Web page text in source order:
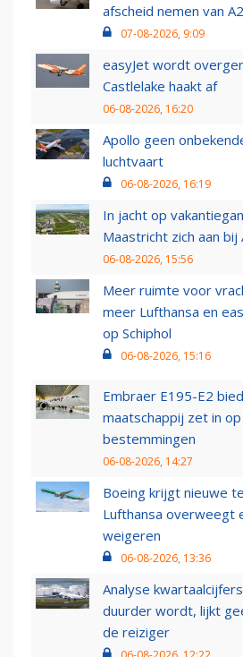
afscheid nemen van
07-08-2026, 9:09
easyJet wordt
Castlelake haakt af
06-08-2026, 16:20
Apollo geen
luchtvaart
06-08-2026, 16:19
In jacht op
Maastricht zich aan bij
06-08-2026, 15:56
Meer ruimte voor
meer Lufthansa en
op Schiphol
06-08-2026, 15:16
Embraer E195-E2
maatschappij zet in
bestemmingen
06-08-2026, 14:27
Boeing krijgt nieuwe
Lufthansa overweegt
weigeren
06-08-2026, 13:36
Analyse
duurder wordt, lijkt
de reiziger